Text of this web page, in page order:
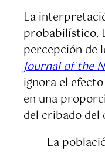
La
probabilístico.
percepción de
Journal of the
ignora el
en una
del cribado del
La